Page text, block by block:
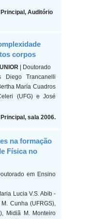
Principal, Auditório
corpos
| Doutorado
Diego Trancanelli
María Cuadros
(UFG) e José
Principal, sala 2006.
na formação
Física no
em Ensino
Lucia V.S. Abib -
Cunha (UFRGS),
Midiã M. Monteiro